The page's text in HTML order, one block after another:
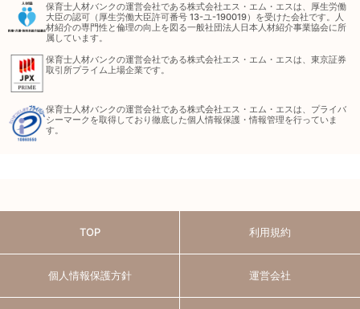
保育士人材バンクの運営会社である株式会社エス・エム・エスは、厚生労働
大臣の認可（厚生労働大臣許可番号 13-ユ-190019）を受けた会社です。人
材紹介の専門性と倫理の向上を図る一般社団法人日本人材紹介事業協会に所
属しています。
保育士人材バンクの運営会社である株式会社エス・エム・エスは、東京証券
取引所プライム上場企業です。
保育士人材バンクの運営会社である株式会社エス・エム・エスは、プライバ
シーマークを取得しており徹底した個人情報保護・情報管理を行っていま
す。
TOP 利用規約
個人情報保護方針 運営会社